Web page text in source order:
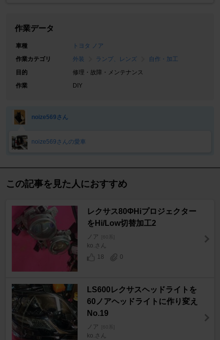
作業データ
車種
トヨタ ノア
作業カテゴリ
外装 ランプ、レンズ
自作・加工
目的
修理・故障・メンテナンス
作業
DIY
noize569さん
noize569さんの愛車
この記事を見た人におすすめ
レクサス80ΦHiプロジェクター
をHi/Low切替加工2
ノア [60系]
ko.さん
18
0
LS600レクサスヘッドライトを
60ノアヘッドライトに作り変え
No.19
ノア [60系]
ko.さん